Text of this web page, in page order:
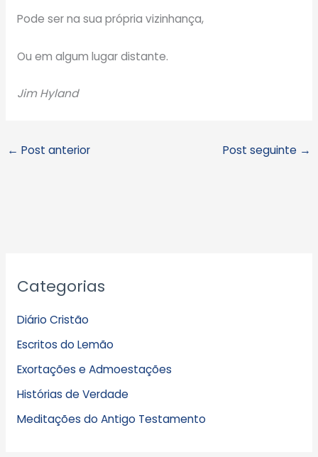
Pode ser na sua própria vizinhança,
Ou em algum lugar distante.
Jim Hyland
← Post anterior Post seguinte →
Categorias
Diário Cristão
Escritos do Lemão
Exortações e Admoestações
Histórias de Verdade
Meditações do Antigo Testamento
r
i
v
o
s